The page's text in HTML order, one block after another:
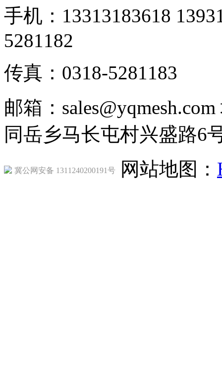
手机：13313183618
5281182
传真：0318-5281183
邮箱：
同岳乡马长屯村兴盛路6
冀公网安备 1311240200191号 网站地图：